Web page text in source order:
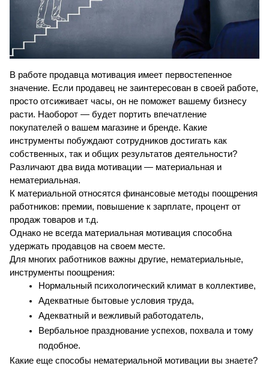
В работе продавца мотивация имеет первостепенное
значение. Если продавец не заинтересован в своей работе,
просто отсиживает часы, он не поможет вашему бизнесу
расти. Наоборот — будет портить впечатление
покупателей о вашем магазине и бренде. Какие
инструменты побуждают сотрудников достигать как
собственных, так и общих результатов деятельности?
Различают два вида мотивации — материальная и
нематериальная.
К материальной относятся финансовые методы поощрения
работников: премии, повышение к зарплате, процент от
продаж товаров и т.д.
Однако не всегда материальная мотивация способна
удержать продавцов на своем месте.
Для многих работников важны другие, нематериальные,
инструменты поощрения:
Нормальный психологический климат в коллективе,
Адекватные бытовые условия труда,
Адекватный и вежливый работодатель,
Вербальное празднование успехов, похвала и тому
подобное.
Какие еще способы нематериальной мотивации вы знаете?